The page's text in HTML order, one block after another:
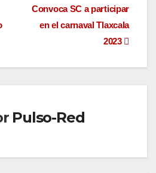
Convoca SC a participar
en el carnaval Tlaxcala
2023
Pulso-Red